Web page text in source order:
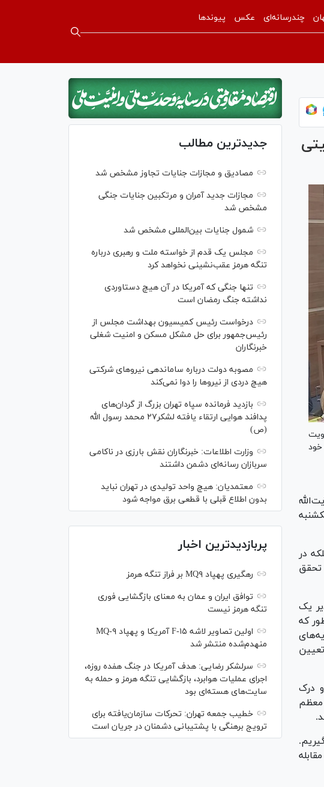
چندرسانه‌ای عکس پیوندها
خود
در
تحقق
یک
که
درک
معظم
جدیدترین مطالب
مصادیق و مجازات جنایات تجاوز مشخص شد
مجازات جدید آمران و مرتکبین جنایات جنگی
مشخص شد
شمول جنایات بین‌المللی مشخص شد
مجلس یک قدم از خواسته ملت و رهبری درباره
تنگه هرمز عقب‌نشینی نخواهد کرد
تنها جنگی که آمریکا در آن هیچ دستاوردی
نداشته جنگ رمضان است
درخواست رئیس کمیسیون بهداشت مجلس از
رئیس‌جمهور برای حل مشکل مسکن و امنیت شغلی
خبرنگاران
مصوبه دولت درباره ساماندهی نیرو‌های شرکتی
هیچ دردی از نیرو‌ها را دوا نمی‌کند
بازدید فرمانده سپاه تهران بزرگ از گردان‌های
پدافند هوایی ارتقاء یافته لشکر۲۷ محمد رسول الله
(ص)
وزارت اطلاعات: خبرنگاران نقش بارزی در ناکامی
سربازان رسانه‌ای دشمن داشتند
معتمدیان: هیچ واحد تولیدی در تهران نباید
بدون اطلاع قبلی با قطعی برق مواجه شود
پربازدیدترین اخبار
رهگیری پهپاد MQ۹ بر فراز تنگه هرمز
توافق ایران و عمان به معنای بازگشایی فوری
تنگه هرمز نیست
اولین تصاویر لاشه F-۱۵ آمریکا و پهپاد MQ-۹
منهدم‌شده منتشر شد
سرلشکر رضایی: هدف آمریکا در جنگ هفده روزه،
اجرای عملیات هوابرد، بازگشایی تنگه هرمز و حمله به
سایت‌های هسته‌ای بود
خطیب جمعه تهران: تحرکات سازمان‌یافته برای
ترویج برهنگی با پشتیبانی دشمنان در جریان است